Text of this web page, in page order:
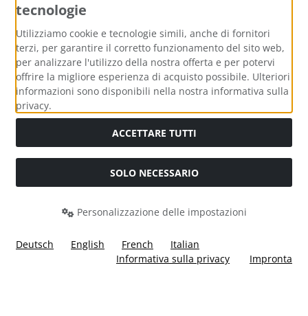
Metodi di pagamento
Media sociali
Modulo di recesso
tecnologie
Utilizziamo cookie e tecnologie simili, anche di fornitori
terzi, per garantire il corretto funzionamento del sito web,
per analizzare l'utilizzo della nostra offerta e per potervi
offrire la migliore esperienza di acquisto possibile. Ulteriori
informazioni sono disponibili nella nostra informativa sulla
privacy.
ACCETTARE TUTTI
SOLO NECESSARIO
Personalizzazione delle impostazioni
Deutsch English French
Italian
Informativa sulla privacy
Impronta